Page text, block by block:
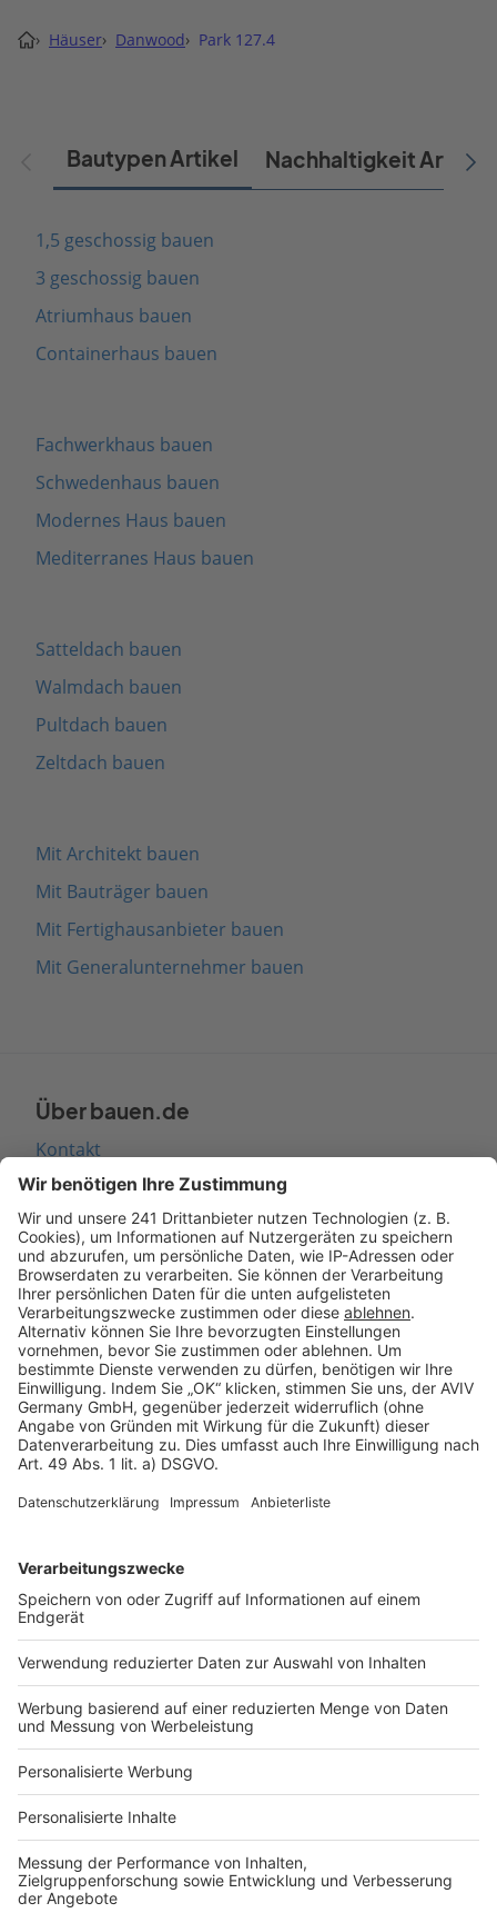
› Häuser› Danwood› Park 127.4
Bautypen Artikel Nachhaltigkeit Artikel
1,5 geschossig bauen
3 geschossig bauen
Atriumhaus bauen
Containerhaus bauen
Fachwerkhaus bauen
Schwedenhaus bauen
Modernes Haus bauen
Mediterranes Haus bauen
Satteldach bauen
Walmdach bauen
Pultdach bauen
Zeltdach bauen
Mit Architekt bauen
Mit Bauträger bauen
Mit Fertighausanbieter bauen
Mit Generalunternehmer bauen
Über bauen.de
Kontakt
Seitenaufbau
Barrierefreiheit
Cookie Einstellungen
Rechtliches
AGB-Übersicht
Datenschutz
Impressum
Services
Bauprojekt-Quiz
Häuser-Suche
Hausanbieter-Suche
Bauprojekt-Profil
Für Unternehmen
Ihre Baufirma auf bauen.de
Kostenloses Infogespräch